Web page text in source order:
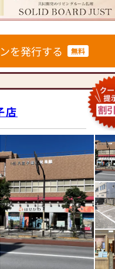
を発行する 無料
店